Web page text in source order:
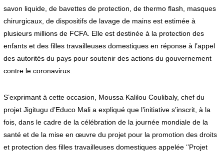
savon liquide, de bavettes de protection, de thermo flash, masques
chirurgicaux, de dispositifs de lavage de mains est estimée à
plusieurs millions de FCFA. Elle est destinée à la protection des
enfants et des filles travailleuses domestiques en réponse à l’appel
des autorités du pays pour soutenir des actions du gouvernement
contre le coronavirus.
S’exprimant à cette occasion, Moussa Kalilou Coulibaly, chef du
projet Jigitugu d’Educo Mali a expliqué que l’initiative s’inscrit, à la
fois, dans le cadre de la célébration de la journée mondiale de la
santé et de la mise en œuvre du projet pour la promotion des droits
et protection des filles travailleuses domestiques appelée ‘’Projet